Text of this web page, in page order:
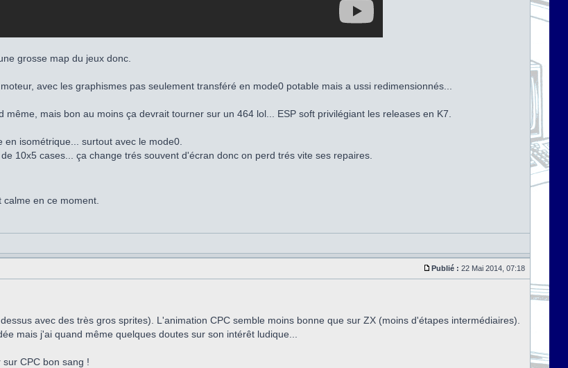
grosse map du jeux donc.
avec les graphismes pas seulement transféré en mode0 potable mais a ussi redimensionnés...
mais bon au moins ça devrait tourner sur un 464 lol... ESP soft privilégiant les releases en K7.
isométrique... surtout avec le mode0.
10x5 cases... ça change trés souvent d'écran donc on perd trés vite ses repaires.
en ce moment.
Publié : 22 Mai 2014, 07:18
avec des très gros sprites). L'animation CPC semble moins bonne que sur ZX (moins d'étapes intermédiaires).
mais j'ai quand même quelques doutes sur son intérêt ludique...
CPC bon sang !